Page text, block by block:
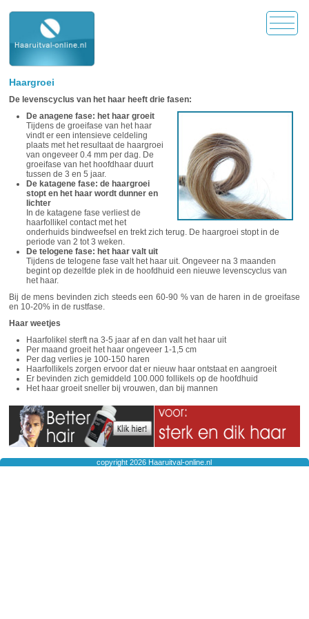
Haargroei
De levenscyclus van het haar heeft drie fasen:
De anagene fase: het haar groeit
Tijdens de groeifase van het haar
vindt er een intensieve celdeling
plaats met het resultaat de haargroei
van ongeveer 0.4 mm per dag. De
groeifase van het hoofdhaar duurt
tussen de 3 en 5 jaar.
De katagene fase: de haargroei
stopt en het haar wordt dunner en
lichter
In de katagene fase verliest de
haarfollikel contact met het
onderhuids bindweefsel en trekt zich terug. De haargroei stopt in de
periode van 2 tot 3 weken.
De telogene fase: het haar valt uit
Tijdens de telogene fase valt het haar uit. Ongeveer na 3 maanden
begint op dezelfde plek in de hoofdhuid een nieuwe levenscyclus van
het haar.
Bij de mens bevinden zich steeds een 60-90 % van de haren in de groeifase
en 10-20% in de rustfase.
Haar weetjes
Haarfolikel sterft na 3-5 jaar af en dan valt het haar uit
Per maand groeit het haar ongeveer 1-1,5 cm
Per dag verlies je 100-150 haren
Haarfollikels zorgen ervoor dat er nieuw haar ontstaat en aangroeit
Er bevinden zich gemiddeld 100.000 follikels op de hoofdhuid
Het haar groeit sneller bij vrouwen, dan bij mannen
copyright 2026 Haaruitval-online.nl